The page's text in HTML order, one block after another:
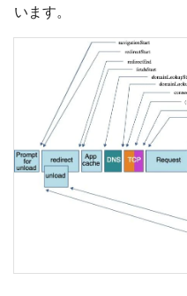
います。